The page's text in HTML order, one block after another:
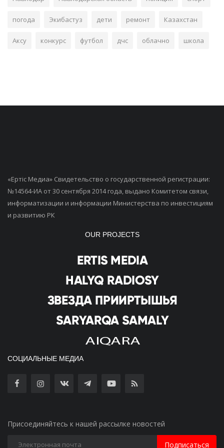
погода Экибастуз дети ремонт Казахстан
Аксу конкурс футбол дчс облачно школа
«Ертiс Медиа» Свидетельство о государственной регистрации:
№14564-ИА от 30 сентября 2014 года, выдано Комитетом связи,
информатизации и информации Министерства по инвестициям
и развитию РК
OUR PROJECTS
СОЦИАЛЬНЫЕ МЕДИА
Присоединяйтесь к нашей рассылке новостей
Подписаться